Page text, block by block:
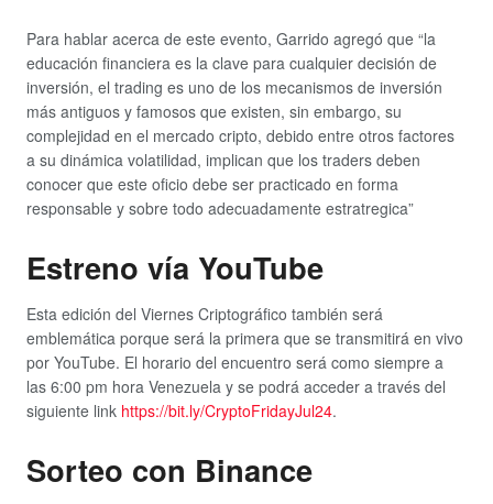
Para hablar acerca de este evento, Garrido agregó que “la
educación financiera es la clave para cualquier decisión de
inversión, el trading es uno de los mecanismos de inversión
más antiguos y famosos que existen, sin embargo, su
complejidad en el mercado cripto, debido entre otros factores
a su dinámica volatilidad, implican que los traders deben
conocer que este oficio debe ser practicado en forma
responsable y sobre todo adecuadamente estratregica”
Estreno vía YouTube
Esta edición del Viernes Criptográfico también será
emblemática porque será la primera que se transmitirá en vivo
por YouTube. El horario del encuentro será como siempre a
las 6:00 pm hora Venezuela y se podrá acceder a través del
siguiente link https://bit.ly/CryptoFridayJul24.
Sorteo con Binance